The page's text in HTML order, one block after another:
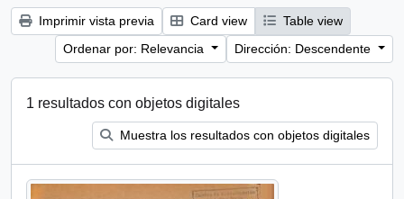
Imprimir vista previa Card view
Table view
Ordenar por: Relevancia
Dirección: Descendente
1 resultados con objetos digitales
Muestra los resultados con objetos digitales